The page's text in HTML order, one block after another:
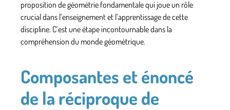
proposition degéométrie fondamentalequi joue un rôle
crucial dans l’enseignement et l’apprentissage de cette
discipline. C’est une étape incontournable dans la
compréhension du monde géométrique.
Composantes et énoncé
de la réciproque de